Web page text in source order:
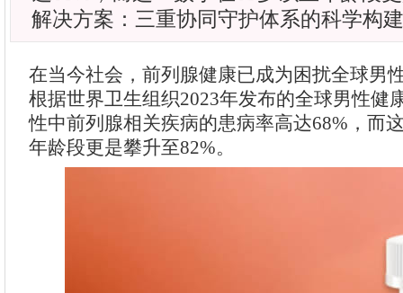
解决方案：三重协同守护体系的科学构
在当今社会，前列腺健康已成为困扰全球男
根据世界卫生组织2023年发布的全球男性健
性中前列腺相关疾病的患病率高达68%，而
年龄段更是攀升至82%。